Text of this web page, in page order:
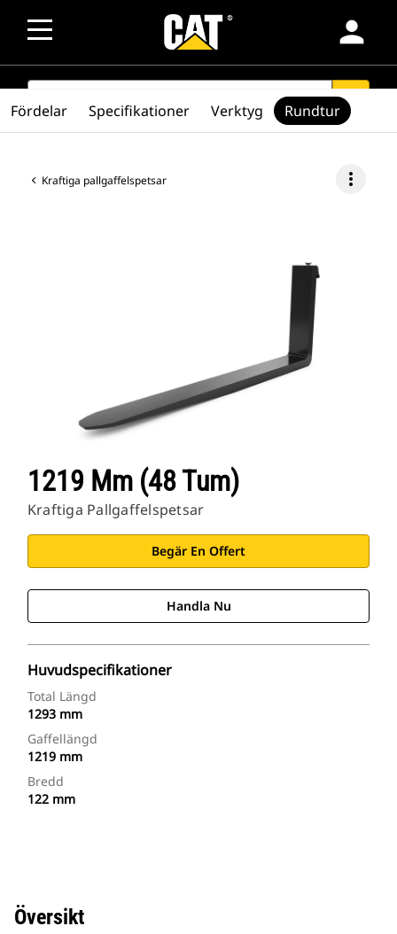
person
SEARCH search
Kraftiga pallgaffelspetsar more_vert
1219 Mm (48 Tum)
Kraftiga Pallgaffelspetsar
Begär En Offert
Handla Nu
Huvudspecifikationer
Total Längd
1293 mm
Gaffellängd
1219 mm
Bredd
122 mm
Fördelar Specifikationer Verktyg Rundtur
Översikt